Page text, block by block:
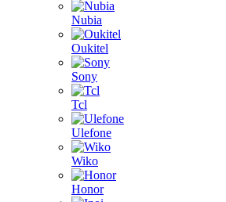
Nubia
Oukitel
Sony
Tcl
Ulefone
Wiko
Honor